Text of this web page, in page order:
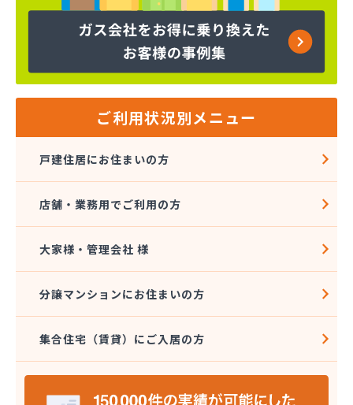
ヤマサ共和ライフ株式会社 一色営業所
ヤマサ共和ライフ株式会社 江南営業所
ヤマサ共和ライフ株式会社 三河営業所
ヤマサ共和ライフ株式会社 豊川営業所
ヤマサ高圧株式会社
ヤマサ總業株式会社 愛知西支店
ヤマトク
リーグ馬場株式会社
愛知高圧株式会社容器検査工場
愛北液化ガス協組江南営業所
旭プロパン
安城ガス株式会社
伊藤プロパン
伊藤忠エネクスホームライフ中部株式会社 碧南営
ご利用状況別メニュー
戸建住居にお住まいの方
店舗・業務用でご利用の方
大家様・管理会社 様
分譲マンションにお住まいの方
集合住宅（賃貸）にご入居の方